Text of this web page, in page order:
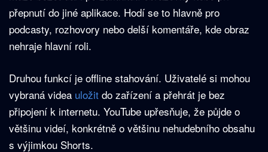
přepnutí do jiné aplikace. Hodí se to hlavně pro
podcasty, rozhovory nebo delší komentáře, kde obraz
nehraje hlavní roli.
Druhou funkcí je offline stahování. Uživatelé si mohou
vybraná videa uložit do zařízení a přehrát je bez
připojení k internetu. YouTube upřesňuje, že půjde o
většinu videí, konkrétně o většinu nehudebního obsahu
s výjimkou Shorts.